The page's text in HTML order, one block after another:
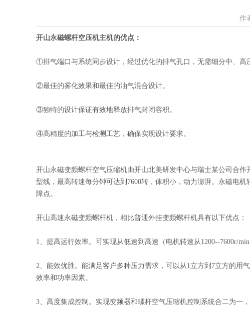
作
开山永磁螺杆空压机主机的优点：
①排气端口与系统同步设计，经过优化的排气孔口，无需细分中、高
②最佳的雾化效果和最佳的油气混合设计。
③独特的设计保证有效地释放排气封闭容积。
④高精度的加工与检测工艺，确保实现设计要求。
开山永磁变频螺杆空气压缩机由开山北美研发中心与瑞士某公司合
型线，最高转速每分钟可达到7600转，体积小，动力澎湃。永磁电
障点。
开山高速永磁变频螺杆机，相比普通外挂变频螺杆机具有以下优点：
1、提高运行效率。可实现从低速到高速（电机转速从1200--7600r/
2、能效优胜。能满足客户多种压力需求，可以从1立方到7立方的用
效率和功率因素。
3、高度集成控制。实现变频器和螺杆空气压缩机控制系统合二为一